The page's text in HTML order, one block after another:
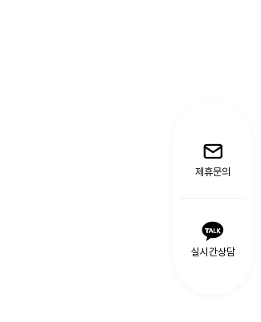
제휴문의
실시간상담